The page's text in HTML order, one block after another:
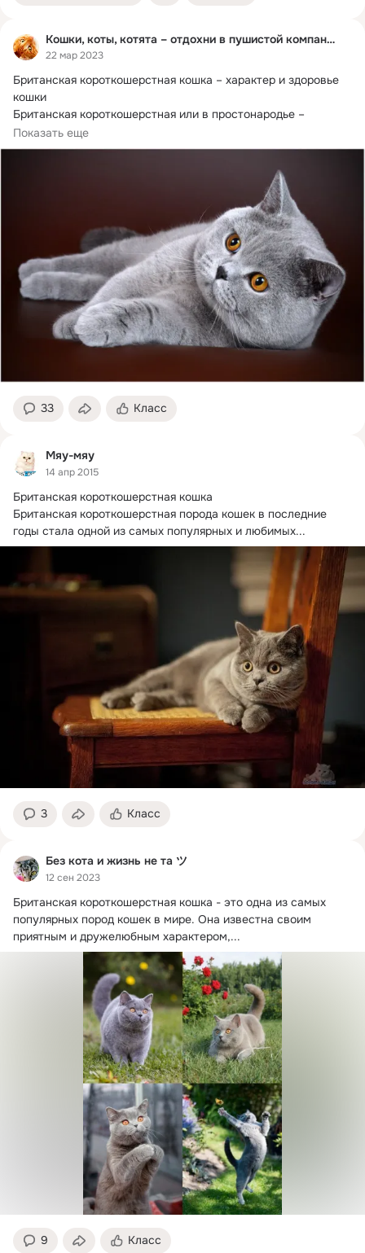
Кошки, коты, котята – отдохни в пушистой компании
22 мар 2023
Британская короткошерстная кошка – характер и здоровье
кошки
Британская короткошерстная или в простонародье –
британец. Это очаровательные...
Показать еще
33 Класс
Мяу-мяу
14 апр 2015
Британская короткошерстная кошка
Британская короткошерстная порода кошек в последние
годы стала одной из самых популярных и любимых...
3 Класс
Без кота и жизнь не та ツ
12 сен 2023
Британская короткошерстная кошка - это одна из самых
популярных пород кошек в мире. Она известна своим
приятным и дружелюбным характером,...
9 Класс